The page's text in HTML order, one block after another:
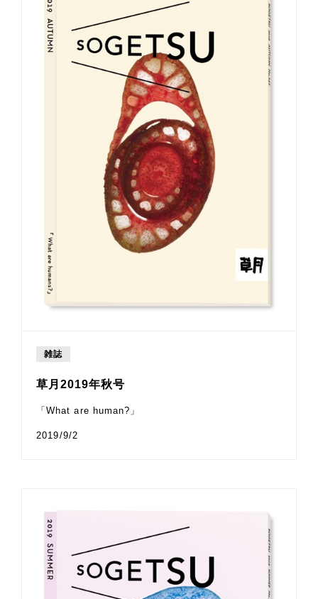
雑誌
草月2019年秋号
「What are human?」
2019/9/2